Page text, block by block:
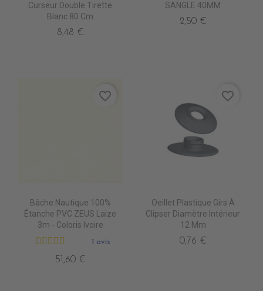
Curseur Double Tirette
Blanc 80 Cm
8,48 €
SANGLE 40MM
2,50 €
Bâche Nautique 100%
Étanche PVC ZEUS Laize
3m - Coloris Ivoire
1 avis
51,60 €
favorite_border
Oeillet Plastique Girs À
Clipser Diamètre Intérieur
12 Mm
0,76 €
favorite_border